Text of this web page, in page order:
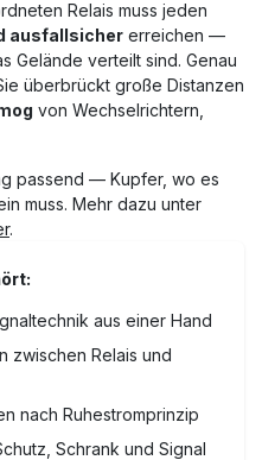
Relais muss jeden
ausfallsicher erreichen —
Gelände verteilt sind. Genau
überbrückt große Distanzen
von Wechselrichtern,
passend — Kupfer, wo es
muss. Mehr dazu unter
.
aus einer Hand
zwischen Relais und
nach Ruhestromprinzip
Schrank und Signal